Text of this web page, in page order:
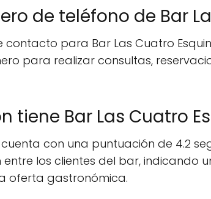
de teléfono de Bar
para Bar Las Cuatro
para realizar consultas,
tiene Bar Las Cuatro
con una puntuación de 4.2
los clientes del bar, indicando
oferta gastronómica.